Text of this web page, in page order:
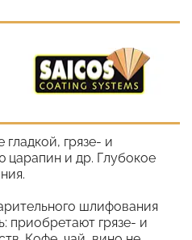
грязе- и
царапин и др. Глубокое
шлифования
приобретают грязе- и